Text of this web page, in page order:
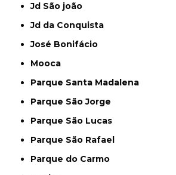
Jd São joão
Jd da Conquista
José Bonifácio
Mooca
Parque Santa Madalena
Parque São Jorge
Parque São Lucas
Parque São Rafael
Parque do Carmo